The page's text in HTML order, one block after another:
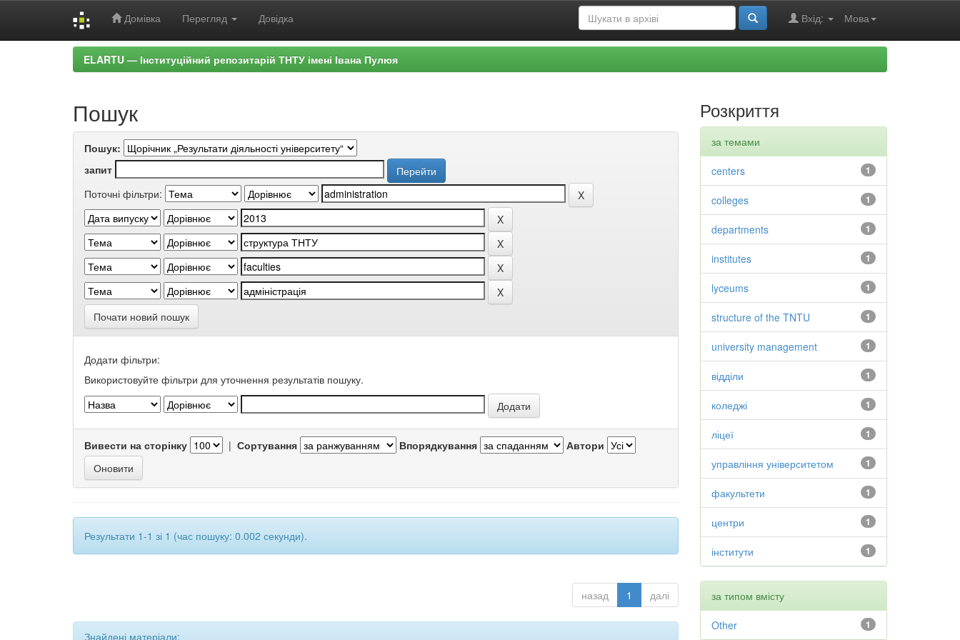
Домівка Перегляд Довідка Мова
Вхід:
ELARTU — Інституційний репозитарій ТНТУ імені Івана Пулюя
Пошук
Пошук:
запит
Поточні фільтри:
Почати новий пошук
Додати фільтри:
Використовуйте фільтри для уточнення результатів пошуку.
Вивести на сторінку | Сортування Впорядкування Автори
Результати 1-1 зі 1 (час пошуку: 0.002 секунди).
назад 1 далі
Знайдені матеріали:
Розкриття
за темами
1
centers
1
colleges
1
departments
1
institutes
1
lyceums
1
structure of the TNTU
1
university management
1
відділи
1
коледжі
1
ліцеї
1
управління університетом
1
факультети
1
центри
1
інститути
за типом вмісту
1
Other